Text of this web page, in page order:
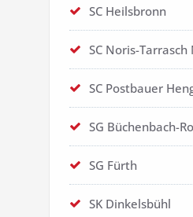
SC Heilsbronn
SC Noris-Tarrasch
SC Postbauer
SG Büchenbach-
SG Fürth
SK Dinkelsbühl